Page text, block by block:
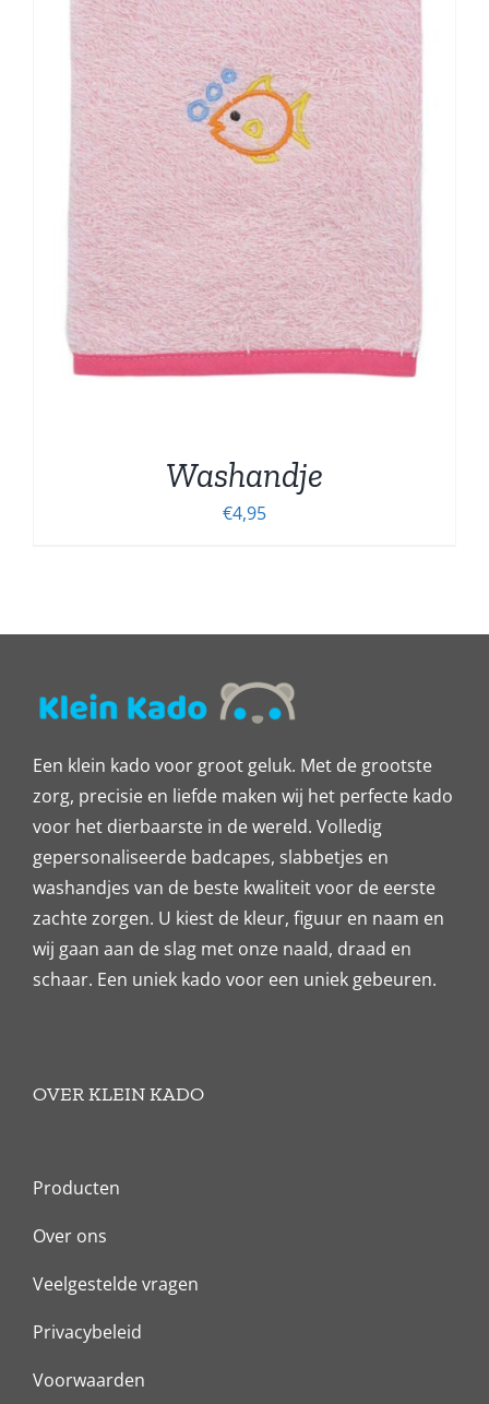
Washandje
€4,95
Een klein kado voor groot geluk. Met de grootste
zorg, precisie en liefde maken wij het perfecte kado
voor het dierbaarste in de wereld. Volledig
gepersonaliseerde badcapes, slabbetjes en
washandjes van de beste kwaliteit voor de eerste
zachte zorgen. U kiest de kleur, figuur en naam en
wij gaan aan de slag met onze naald, draad en
schaar. Een uniek kado voor een uniek gebeuren.
OVER KLEIN KADO
Producten
Over ons
Veelgestelde vragen
Privacybeleid
Voorwaarden